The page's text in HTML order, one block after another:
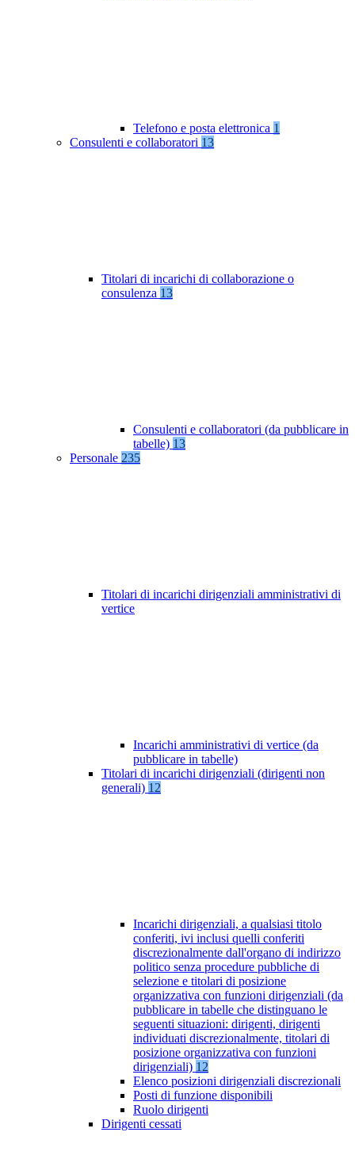
Telefono e posta elettronica 1
Consulenti e collaboratori 13
Titolari di incarichi di collaborazione o
consulenza 13
Consulenti e collaboratori (da pubblicare in
tabelle) 13
Personale 235
Titolari di incarichi dirigenziali amministrativi di
vertice
Incarichi amministrativi di vertice (da
pubblicare in tabelle)
Titolari di incarichi dirigenziali (dirigenti non
generali) 12
Incarichi dirigenziali, a qualsiasi titolo
conferiti, ivi inclusi quelli conferiti
discrezionalmente dall'organo di indirizzo
politico senza procedure pubbliche di
selezione e titolari di posizione
organizzativa con funzioni dirigenziali (da
pubblicare in tabelle che distinguano le
seguenti situazioni: dirigenti, dirigenti
individuati discrezionalmente, titolari di
posizione organizzativa con funzioni
dirigenziali) 12
Elenco posizioni dirigenziali discrezionali
Posti di funzione disponibili
Ruolo dirigenti
Dirigenti cessati